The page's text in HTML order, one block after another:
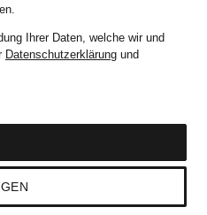
Ihrer Daten, welche wir und
Datenschutzerklärung und